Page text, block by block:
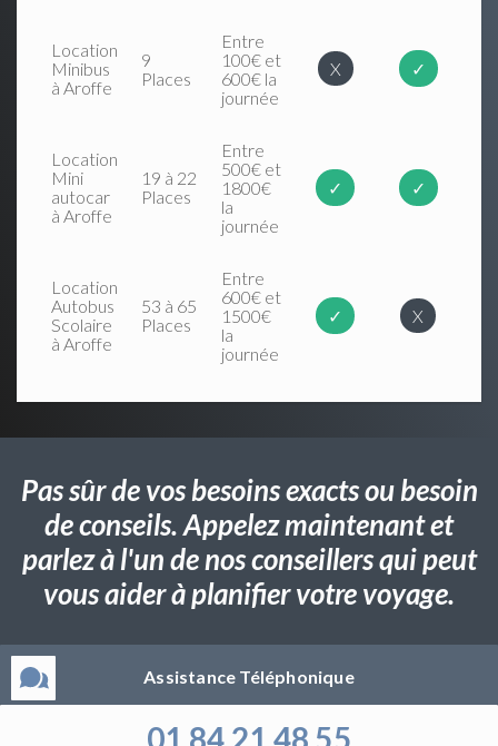
Location
Minibus
à Aroffe
9
Places
Entre
100€ et
600€ la
journée
X ✓
Location
Mini
autocar
à Aroffe
19 à 22
Places
Entre
500€ et
1800€
la
journée
✓ ✓
Location
Autobus
Scolaire
à Aroffe
53 à 65
Places
Entre
600€ et
1500€
la
journée
✓ X
Pas sûr de vos besoins exacts ou besoin
de conseils. Appelez maintenant et
parlez à l'un de nos conseillers qui peut
vous aider à planifier votre voyage.
Assistance Téléphonique
01 84 21 48 55